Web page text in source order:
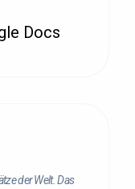
Docs
der Welt. Das